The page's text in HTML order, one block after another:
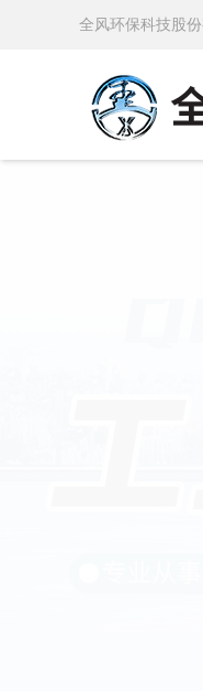
全风环保科技股